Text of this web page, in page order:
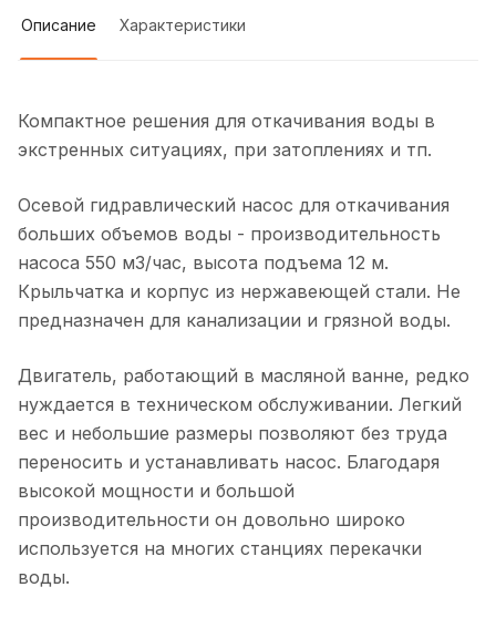
Описание Характеристики
Компактное решения для откачивания воды в
экстренных ситуациях, при затоплениях и тп.
Осевой гидравлический насос для откачивания
больших объемов воды - производительность
насоса 550 м3/час, высота подъема 12 м.
Крыльчатка и корпус из нержавеющей стали. Не
предназначен для канализации и грязной воды.
Двигатель, работающий в масляной ванне, редко
нуждается в техническом обслуживании. Легкий
вес и небольшие размеры позволяют без труда
переносить и устанавливать насос. Благодаря
высокой мощности и большой
производительности он довольно широко
используется на многих станциях перекачки
воды.